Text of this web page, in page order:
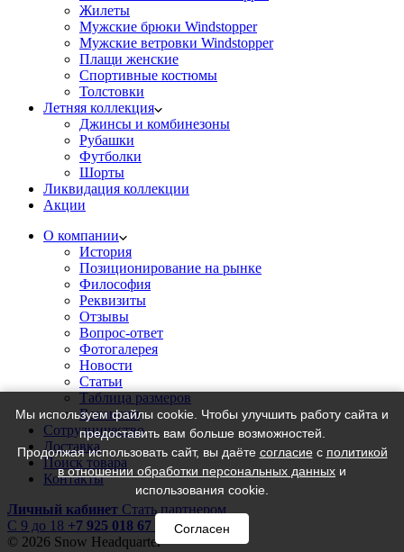
Жилеты
Мужские брюки Windstopper
Мужские ветровки Windstopper
Плащи женские
Спортивные костюмы
Толстовки
Летняя коллекция
Джинсы и комбинезоны
Рубашки
Футболки
Шорты
Ликвидация коллекции
Акции
О компании
История
Позиционирование на рынке
Философия
Реквизиты
Отзывы
Вопрос-ответ
Фотогалерея
Новости
Статьи
Таблица размеров
Вакансии
Сотрудничество
Доставка
Поиск товара
Контакты
Личный кабинет Стать партнером
C 9 до 18 +7 925 018 67 18
© 2026 Snow Headquarter
Мы используем файлы cookie. Чтобы улучшить работу сайта и
предоставить вам больше возможностей.
Продолжая использовать сайт, вы даёте согласиес политикой
в отношении обработки персональных данных и
использования cookie.
Согласен